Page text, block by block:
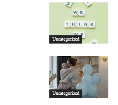
Uncategorized
Uncategorized